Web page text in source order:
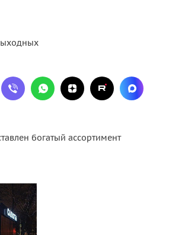
богатый ассортимент